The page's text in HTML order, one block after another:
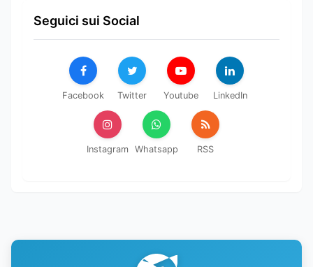
Seguici sui Social
Facebook Twitter Youtube LinkedIn
Instagram Whatsapp RSS